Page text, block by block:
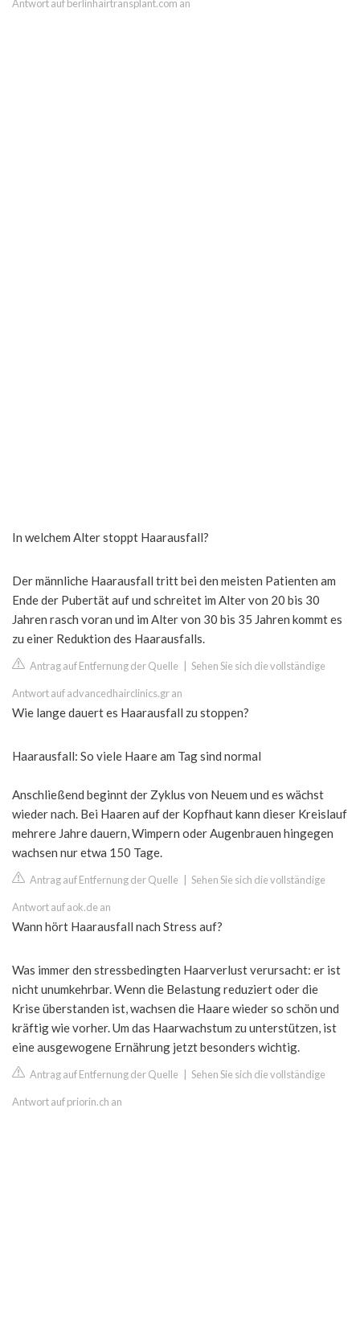
Antwort auf berlinhairtransplant.com an
In welchem Alter stoppt Haarausfall?
Der männliche Haarausfall tritt bei den meisten Patienten am
Ende der Pubertät auf und schreitet im Alter von 20 bis 30
Jahren rasch voran und im Alter von 30 bis 35 Jahren kommt es
zu einer Reduktion des Haarausfalls.
Antrag auf Entfernung der Quelle Sehen Sie sich die vollständige
Antwort auf advancedhairclinics.gr an
Wie lange dauert es Haarausfall zu stoppen?
Haarausfall: So viele Haare am Tag sind normal
Anschließend beginnt der Zyklus von Neuem und es wächst
wieder nach. Bei Haaren auf der Kopfhaut kann dieser Kreislauf
mehrere Jahre dauern, Wimpern oder Augenbrauen hingegen
wachsen nur etwa 150 Tage.
Antrag auf Entfernung der Quelle Sehen Sie sich die vollständige
Antwort auf aok.de an
Wann hört Haarausfall nach Stress auf?
Was immer den stressbedingten Haarverlust verursacht: er ist
nicht unumkehrbar. Wenn die Belastung reduziert oder die
Krise überstanden ist, wachsen die Haare wieder so schön und
kräftig wie vorher. Um das Haarwachstum zu unterstützen, ist
eine ausgewogene Ernährung jetzt besonders wichtig.
Antrag auf Entfernung der Quelle Sehen Sie sich die vollständige
Antwort auf priorin.ch an